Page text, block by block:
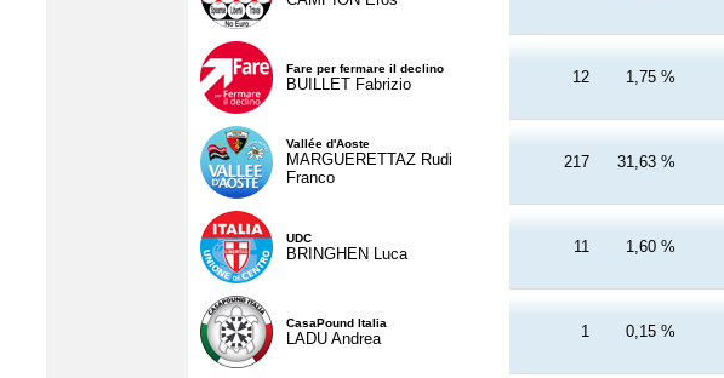
Fare per fermare il declino
BUILLET Fabrizio 12 1,75 %
Vallée d'Aoste
MARGUERETTAZ Rudi
Franco
217 31,63 %
UDC
BRINGHEN Luca 11 1,60 %
CasaPound Italia
LADU Andrea 1 0,15 %